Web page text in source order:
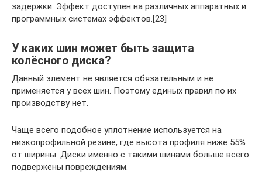
задержки. Эффект доступен на различных аппаратных и
программных системах эффектов.[23]
У каких шин может быть защита
колёсного диска?
Данный элемент не является обязательным и не
применяется у всех шин. Поэтому единых правил по их
производству нет.
Чаще всего подобное уплотнение используется на
низкопрофильной резине, где высота профиля ниже 55%
от ширины. Диски именно с такими шинами больше всего
подвержены повреждениям.